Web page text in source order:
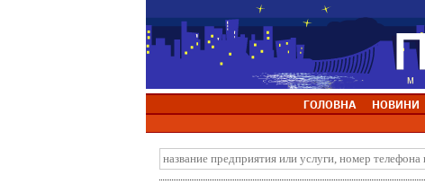
ГОЛОВНА НОВИНИ